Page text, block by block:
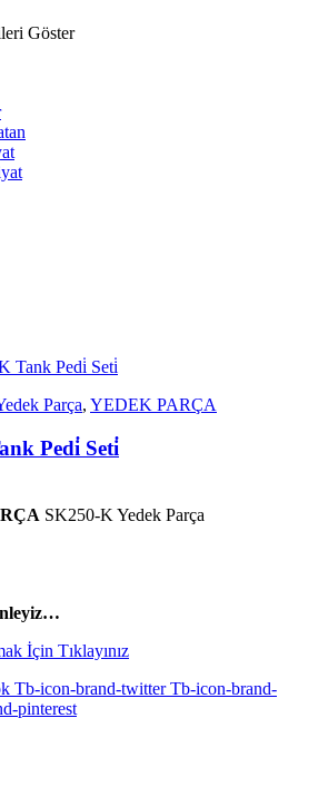
Göster
Parça, YEDEK PARÇA
Pedi̇ Seti̇
SK250-K Yedek Parça
İçin Tıklayınız
Tb-icon-brand-twitter Tb-icon-brand-
pinterest